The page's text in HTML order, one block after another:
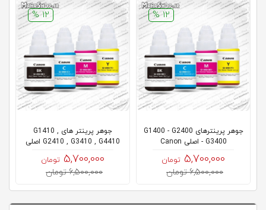
12 %
جوهر پرینترهای G1400 - G2400
- G3400 اصلی Canon
5,700,000 تومان
6,500,000 تومان
12 %
جوهر پرینتر های G1410 ,
G2410 , G3410 , G4410 اصلی
Canon
5,700,000 تومان
6,500,000 تومان